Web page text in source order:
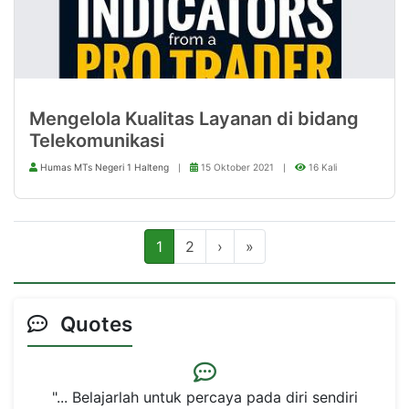
Mengelola Kualitas Layanan di bidang
Telekomunikasi
Humas MTs Negeri 1 Halteng 15 Oktober 2021 16 Kali
1 2 › »
Quotes
"... Belajarlah untuk percaya pada diri sendiri